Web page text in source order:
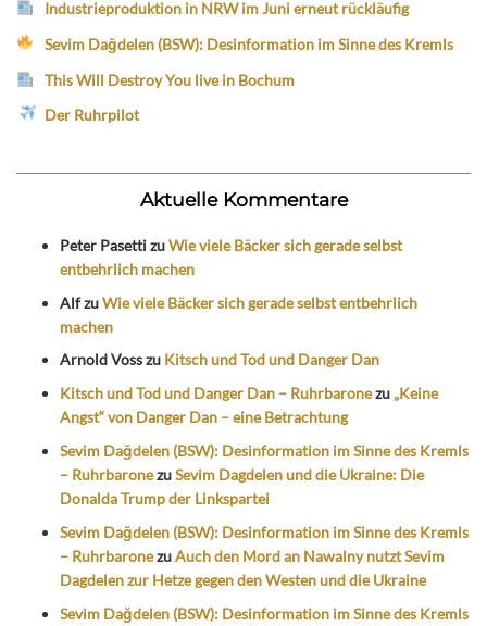
Industrieproduktion in NRW im Juni erneut rückläufig
Sevim Dağdelen (BSW): Desinformation im Sinne des Kremls
This Will Destroy You live in Bochum
Der Ruhrpilot
Aktuelle Kommentare
Peter PasettizuWie viele Bäcker sich gerade selbst
entbehrlich machen
AlfzuWie viele Bäcker sich gerade selbst entbehrlich
machen
Arnold Vosszu Kitsch und Tod und Danger Dan
Kitsch und Tod und Danger Dan – Ruhrbaronezu „Keine
Angst“ von Danger Dan – eine Betrachtung
Sevim Dağdelen (BSW): Desinformation im Sinne des Kremls
– RuhrbaronezuSevim Dagdelen und die Ukraine: Die
Donalda Trump der Linkspartei
Sevim Dağdelen (BSW): Desinformation im Sinne des Kremls
– RuhrbaronezuAuch den Mord an Nawalny nutzt Sevim
Dagdelen zur Hetze gegen den Westen und die Ukraine
Sevim Dağdelen (BSW): Desinformation im Sinne des Kremls